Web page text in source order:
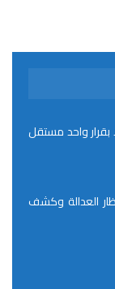
بقرار واحد مستقل
العدالة وكشف